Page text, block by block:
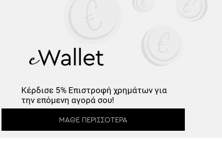
Κέρδισε 5% Επιστροφή χρημάτων για
την επόμενη αγορά σου!
ΜΆΘΕ ΠΕΡΙΣΣΌΤΕΡΑ
Κέρδισε -10%
Κάνε εγγραφή στο Newsletter και
ξεκλείδωσε τον εκπτωτικό κωδικό!